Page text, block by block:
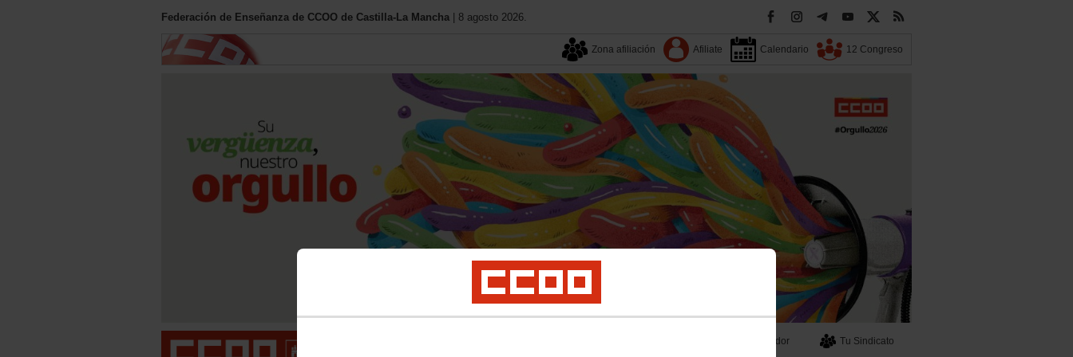
Federación de Enseñanza de CCOO de Castilla-La Mancha | 8 agosto 2026.
Zona afiliación Afiliate Calendario 12 Congreso
Buscador
Tu Sindicato